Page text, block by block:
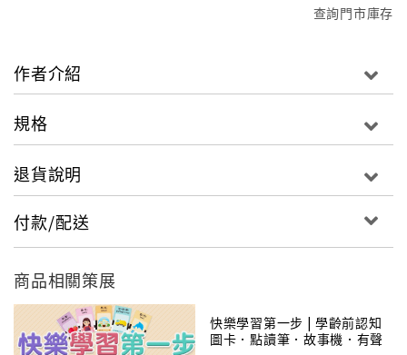
查詢門市庫存
作者介紹
規格
退貨說明
付款/配送
商品相關策展
快樂學習第一步 | 學齡前認知
圖卡．點讀筆．故事機．有聲